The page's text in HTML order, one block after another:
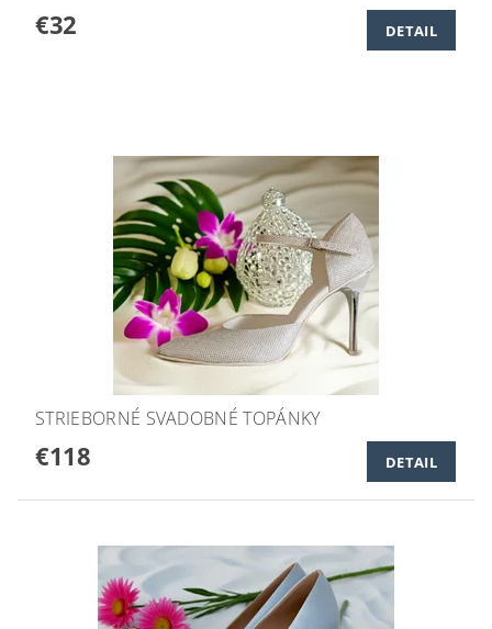
€32 DETAIL
STRIEBORNÉ SVADOBNÉ TOPÁNKY
€118 DETAIL